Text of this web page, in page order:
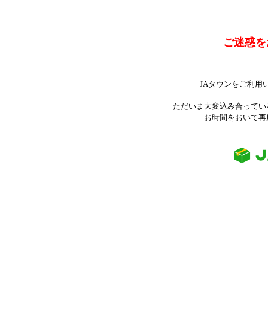
ご迷惑
JAタウンをご利用
ただいま大変込み合って
お時間をおいて